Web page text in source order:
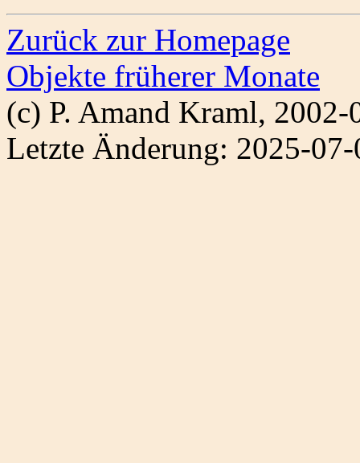
Zurück zur Homepage
Objekte früherer Monate
(c) P. Amand Kraml, 2002-
Letzte Änderung: 2025-